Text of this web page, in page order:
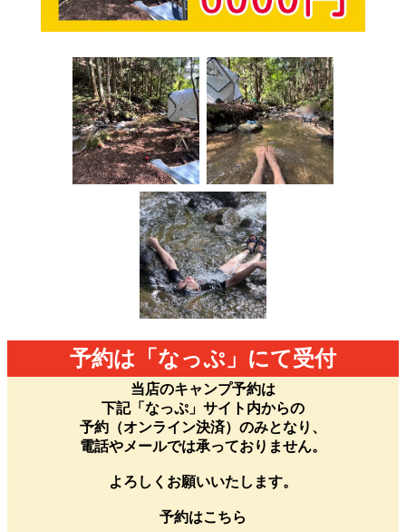
予約は「なっぷ」にて受付
当店のキャンプ予約は
下記「なっぷ」サイト内からの
予約（オンライン決済）のみとなり、
電話やメールでは承っておりません。
よろしくお願いいたします。
予約はこちら